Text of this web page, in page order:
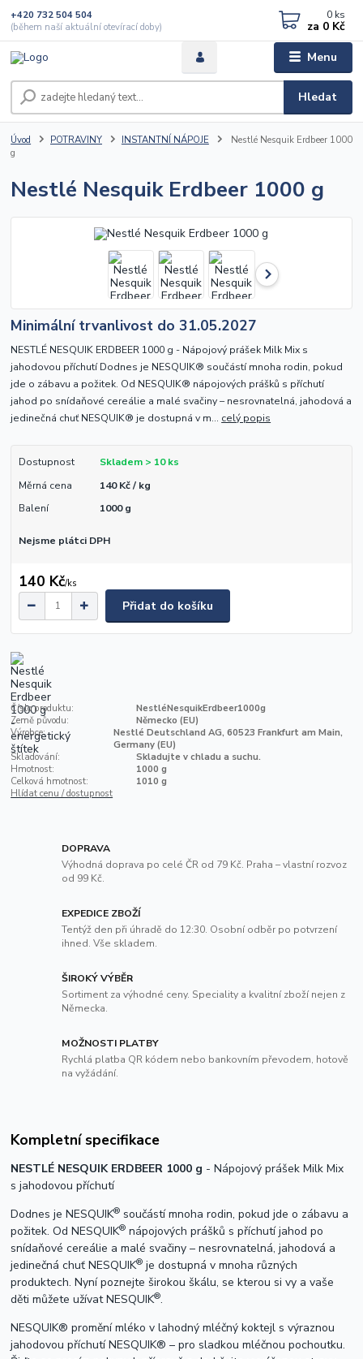
Menu
Hledat
+420 732 504 504
(během naší aktuální otevírací doby)
0 ks
za 0 Kč
Úvod POTRAVINY INSTANTNÍ NÁPOJE
Nestlé Nesquik Erdbeer 1000
g
Nestlé Nesquik Erdbeer 1000 g
Minimální trvanlivost do 31.05.2027
NESTLÉ NESQUIK ERDBEER 1000 g - Nápojový prášek Milk Mix s
jahodovou příchutí Dodnes je NESQUIK® součástí mnoha rodin, pokud
jde o zábavu a požitek. Od NESQUIK® nápojových prášků s příchutí
jahod po snídaňové cereálie a malé svačiny – nesrovnatelná, jahodová a
jedinečná chuť NESQUIK® je dostupná v m... celý popis
Dostupnost
Skladem > 10 ks
Měrná cena
140 Kč / kg
Balení
1000 g
Nejsme plátci DPH
140 Kč/ks
Přidat do košíku
Číslo produktu:
NestléNesquikErdbeer1000g
Země původu:
Německo (EU)
Výrobce:
Nestlé Deutschland AG, 60523 Frankfurt am Main,
Germany (EU)
Skladování:
Skladujte v chladu a suchu.
Hmotnost:
1000 g
Celková hmotnost:
1010 g
Hlídat cenu / dostupnost
DOPRAVA
Výhodná doprava po celé ČR od 79 Kč. Praha – vlastní rozvoz
od 99 Kč.
EXPEDICE ZBOŽÍ
Tentýž den při úhradě do 12:30. Osobní odběr po potvrzení
ihned. Vše skladem.
ŠIROKÝ VÝBĚR
Sortiment za výhodné ceny. Speciality a kvalitní zboží nejen z
Německa.
MOŽNOSTI PLATBY
Rychlá platba QR kódem nebo bankovním převodem, hotově
na vyžádání.
Kompletní specifikace
NESTLÉ NESQUIK ERDBEER 1000 g - Nápojový prášek Milk Mix
s jahodovou příchutí
Dodnes je NESQUIK® součástí mnoha rodin, pokud jde o zábavu a
požitek. Od NESQUIK® nápojových prášků s příchutí jahod po
snídaňové cereálie a malé svačiny – nesrovnatelná, jahodová a
jedinečná chuť NESQUIK® je dostupná v mnoha různých
produktech. Nyní poznejte širokou škálu, se kterou si vy a vaše
děti můžete užívat NESQUIK®.
NESQUIK® promění mléko v lahodný mléčný koktejl s výraznou
jahodovou příchutí NESQUIK® – pro sladkou mléčnou pochoutku.